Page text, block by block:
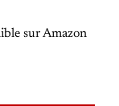
sur Amazon